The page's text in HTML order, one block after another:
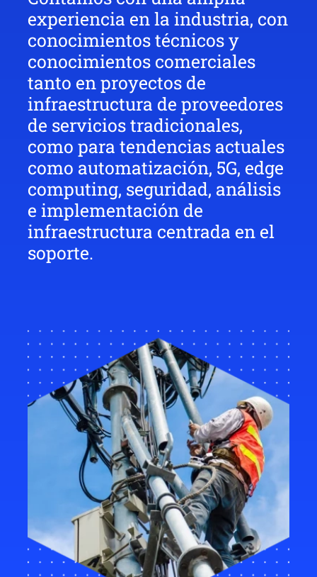
experiencia en la industria, con
conocimientos técnicos y
conocimientos comerciales
tanto en proyectos de
infraestructura de proveedores
de servicios tradicionales,
como para tendencias actuales
como automatización, 5G, edge
computing, seguridad, análisis
e implementación de
infraestructura centrada en el
soporte.